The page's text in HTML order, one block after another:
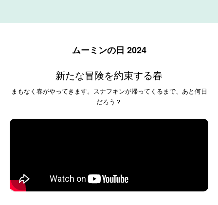
ムーミンの日 2024
新たな冒険を約束する春
まもなく春がやってきます。スナフキンが帰ってくるまで、あと何日
だろう？